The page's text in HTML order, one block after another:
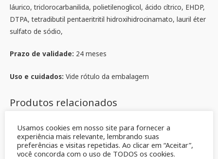
láurico, triclorocarbanilida, polietilenoglicol, ácido cítrico, EHDP,
DTPA, tetradibutil pentaeritritil hidroxihidrocinamato, lauril éter
sulfato de sódio,
Prazo de validade: 24 meses
Uso e cuidados: Vide rótulo da embalagem
Produtos relacionados
Usamos cookies em nosso site para fornecer a
experiência mais relevante, lembrando suas
preferências e visitas repetidas. Ao clicar em “Aceitar”,
você concorda com o uso de TODOS os cookies.